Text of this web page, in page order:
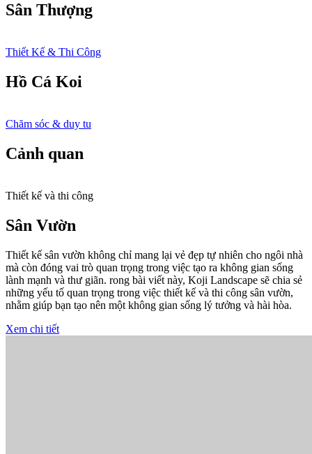
Sân Thượng
Thiết Kế & Thi Công
Hồ Cá Koi
Chăm sóc & duy tu
Cảnh quan
Thiết kế và thi công
Sân Vườn
Thiết kế sân vườn không chỉ mang lại vẻ đẹp tự nhiên cho ngôi nhà
mà còn đóng vai trò quan trọng trong việc tạo ra không gian sống
lành mạnh và thư giãn. rong bài viết này, Koji Landscape sẽ chia sẻ
những yếu tố quan trọng trong việc thiết kế và thi công sân vườn,
nhằm giúp bạn tạo nên một không gian sống lý tưởng và hài hòa.
Xem chi tiết